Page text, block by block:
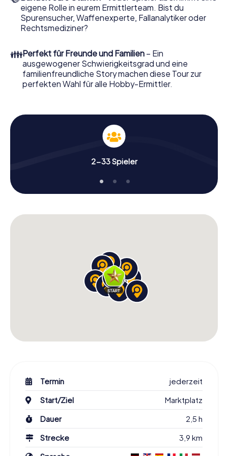
Das Krimispiel in Bernau bei Berlin kann
beginnen!
Ticketcode! Ordern Sie ihn mit wenigen Klicks in unserem
Ticketshop, schon in wenigen Minuten finden Sie ihn in
Ihrem eMail-Postfach. Jetzt starten Sie Ihren Online-
Browser, geben Ihren Code ein – und sind startklar!
eigene Rolle in eurem Ermittlerteam. Bist du
Spurensucher, Waffenexperte, Fallanalytiker oder
Rechtsmediziner?
👪Perfekt für Freunde und Familien – Ein
ausgewogener Schwierigkeitsgrad und eine
familienfreundliche Story machen diese Tour zur
perfekten Wahl für alle Hobby-Ermittler.
2-33 Spieler
Termin
jederzeit
Start/Ziel
Marktplatz
Dauer
2,5 h
Strecke
3,9 km